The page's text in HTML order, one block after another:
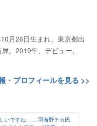
月26日生まれ、東京都出
。2019年、デビュー。
・プロフィールを見る >>
いですね」… 羽海野チカ氏